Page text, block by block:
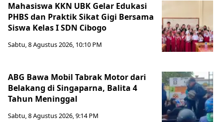
Mahasiswa KKN UBK Gelar Edukasi
PHBS dan Praktik Sikat Gigi Bersama
Siswa Kelas I SDN Cibogo
Sabtu, 8 Agustus 2026, 10:10 PM
ABG Bawa Mobil Tabrak Motor dari
Belakang di Singaparna, Balita 4
Tahun Meninggal
Sabtu, 8 Agustus 2026, 9:14 PM